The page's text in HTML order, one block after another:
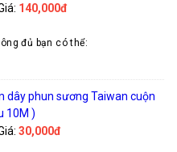
140,000đ
đủ bạn có thể:
dây phun sương Taiwan cuộn
10M )
30,000đ